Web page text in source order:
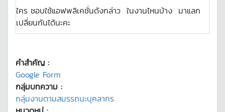
ใคร ชอบใช้แอฟพลิเคชั่นดังกล่าว ในงานไหนบ้าง มาแลก
เปลี่ยนกันได้นะคะ
คำสำคัญ :
Google Form
กลุ่มบทความ :
กลุ่มงานตามสมรรถนะบุคลากร